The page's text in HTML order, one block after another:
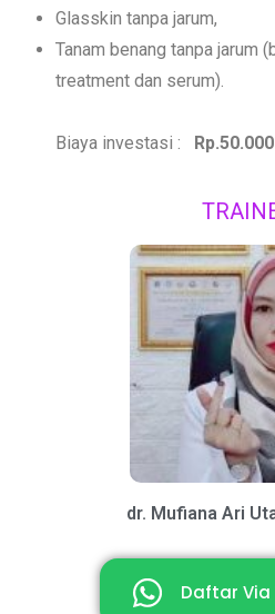
Glasskin tanpa jarum,
Tanam benang tanpa jarum
treatment dan serum).
Biaya investasi : Rp.50.000
dr. Mufiana Ari
Daftar